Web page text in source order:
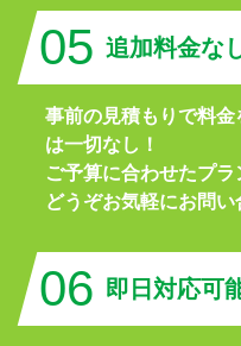
05 追加料金な
事前の見積もりで料
は一切なし！
ご予算に合わせたプラ
どうぞお気軽にお問い
06 即日対応可